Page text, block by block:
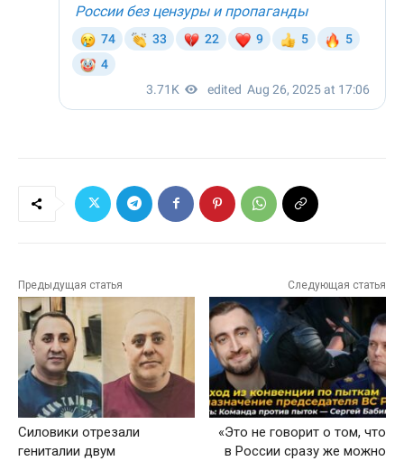
Предыдущая статья
Силовики отрезали
гениталии двум
Следующая статья
«Это не говорит о том, что
в России сразу же можно